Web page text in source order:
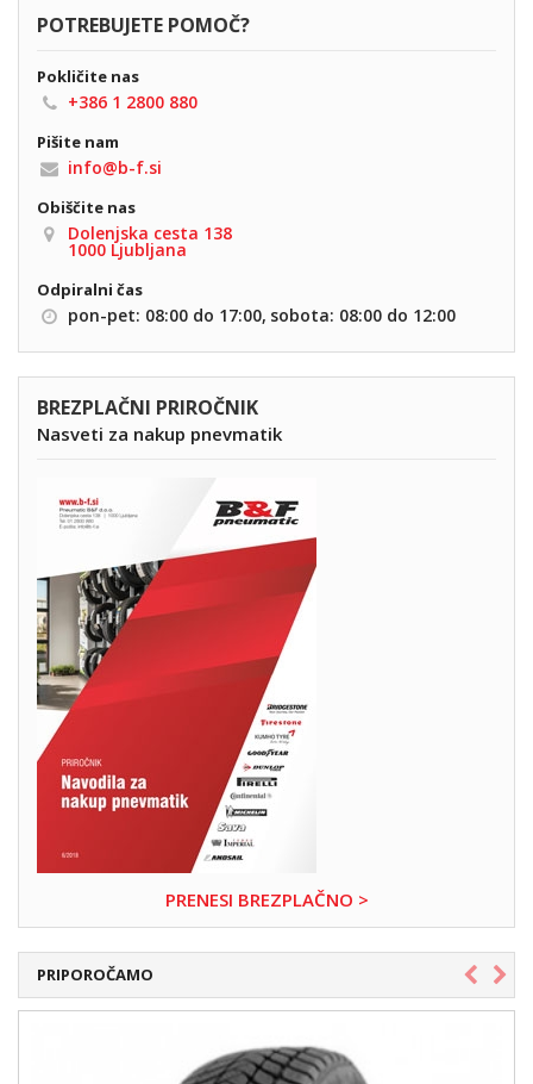
POTREBUJETE POMOČ?
Pokličite nas
+386 1 2800 880
Pišite nam
info@b-f.si
Obiščite nas
Dolenjska cesta 138
1000 Ljubljana
Odpiralni čas
pon-pet: 08:00 do 17:00, sobota: 08:00 do 12:00
BREZPLAČNI PRIROČNIK
Nasveti za nakup pnevmatik
PRENESI BREZPLAČNO >
PRIPOROČAMO